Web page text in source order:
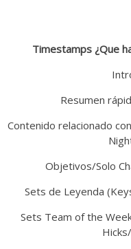
Timestamps ¿Que
Resumen
Contenido relacionado
Objetivos/Solo
Sets de Leyenda
Sets Team of the